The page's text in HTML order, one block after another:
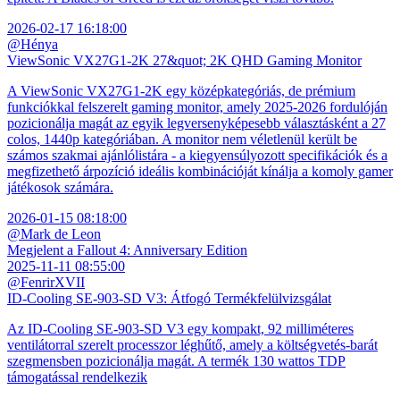
2026-02-17 16:18:00
@Hénya
ViewSonic VX27G1-2K 27&quot; 2K QHD Gaming Monitor
A ViewSonic VX27G1-2K egy középkategóriás, de prémium
funkciókkal felszerelt gaming monitor, amely 2025-2026 fordulóján
pozicionálja magát az egyik legversenyképesebb választásként a 27
colos, 1440p kategóriában. A monitor nem véletlenül került be
számos szakmai ajánlólistára - a kiegyensúlyozott specifikációk és a
megfizethető árpozíció ideális kombinációját kínálja a komoly gamer
játékosok számára.
2026-01-15 08:18:00
@Mark de Leon
Megjelent a Fallout 4: Anniversary Edition
2025-11-11 08:55:00
@FenrirXVII
ID-Cooling SE-903-SD V3: Átfogó Termékfelülvizsgálat
Az ID-Cooling SE-903-SD V3 egy kompakt, 92 milliméteres
ventilátorral szerelt processzor léghűtő, amely a költségvetés-barát
szegmensben pozicionálja magát. A termék 130 wattos TDP
támogatással rendelkezik